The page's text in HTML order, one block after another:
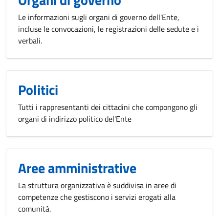
Le informazioni sugli organi di governo dell'Ente,
incluse le convocazioni, le registrazioni delle sedute e i
verbali.
Politici
Tutti i rappresentanti dei cittadini che compongono gli
organi di indirizzo politico del'Ente
Aree amministrative
La struttura organizzativa è suddivisa in aree di
competenze che gestiscono i servizi erogati alla
comunità.